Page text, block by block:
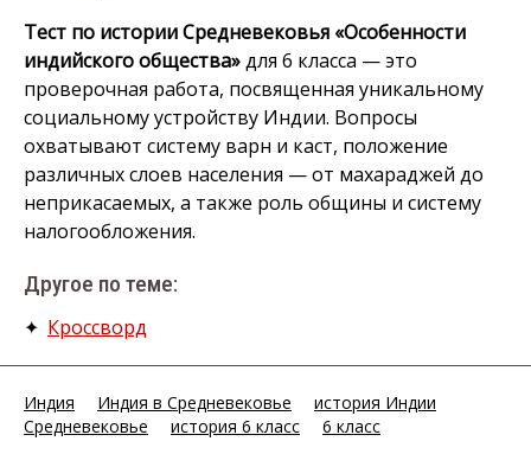
Тест по истории Средневековья «Особенности
индийского общества»для 6 класса — это
проверочная работа, посвященная уникальному
социальному устройству Индии. Вопросы
охватывают систему варн и каст, положение
различных слоев населения — от махараджей до
неприкасаемых, а также роль общины и систему
налогообложения.
Другое по теме:
✦ Кроссворд
Индия Индия в Средневековье
история Индии
Средневековье
история 6 класс 6 класс